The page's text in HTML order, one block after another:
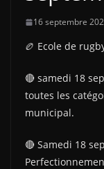
16 septembre
🏉 Ecole de
🔴 samedi 18
toutes les
municipal.
🔴 Samedi 18